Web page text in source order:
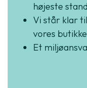
højeste
Vi står klar
vores
Et